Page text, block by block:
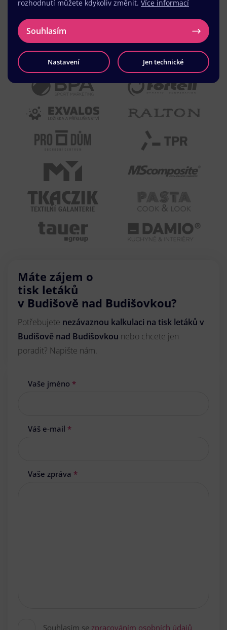
Máte zájem o
tisk letáků
v Budišově nad Budišovkou?
Potřebujete nezávaznou kalkulaci na tisk letáků v
Budišově nad Budišovkou nebo chcete jen
poradit? Napište nám.
Vaše jméno *
Váš e-mail *
Vaše zpráva *
Souhlasím se zpracováním osobních údajů
rozhodnutí můžete kdykoliv změnit. Více informací
Souhlasím
Nastavení Jen technické